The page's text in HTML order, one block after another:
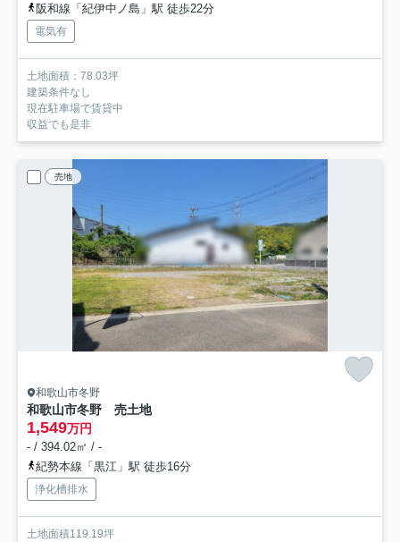
阪和線「紀伊中ノ島」駅 徒歩22分
電気有
土地面積：78.03坪
建築条件なし
現在駐車場で賃貸中
収益でも是非
売地
和歌山市冬野
和歌山市冬野 売土地
1,549万円
- / 394.02㎡ / -
紀勢本線「黒江」駅 徒歩16分
浄化槽排水
土地面積119.19坪